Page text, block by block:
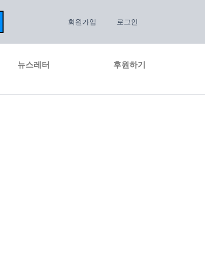
회원가입 로그인
뉴스레터 후원하기